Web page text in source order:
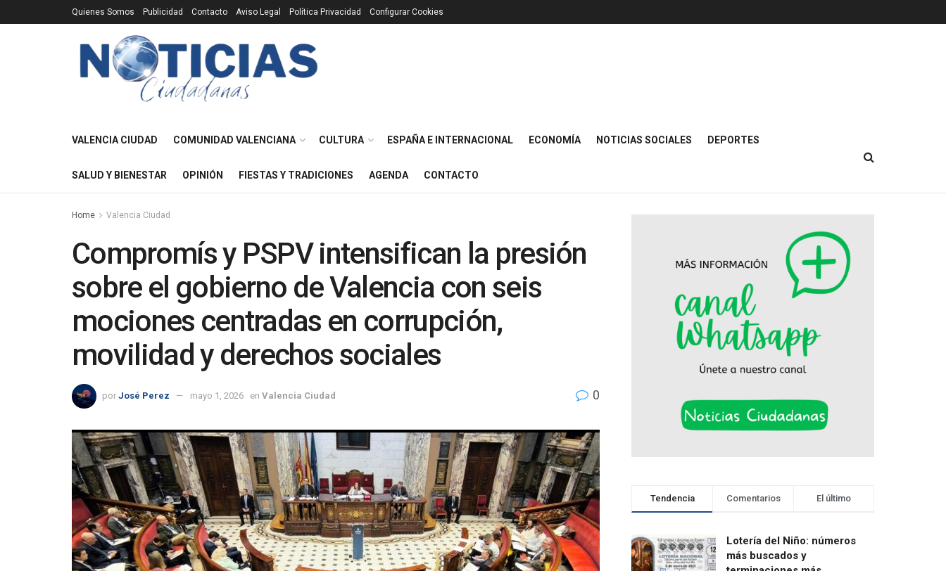
Quienes Somos Publicidad Contacto Aviso Legal Política Privacidad Configurar Cookies
VALENCIA CIUDAD COMUNIDAD VALENCIANA CULTURA ESPAÑA E INTERNACIONAL ECONOMÍA NOTICIAS SOCIALES DEPORTES
SALUD Y BIENESTAR OPINIÓN FIESTAS Y TRADICIONES AGENDA CONTACTO
Home Valencia Ciudad
Compromís y PSPV intensifican la presión
sobre el gobierno de Valencia con seis
mociones centradas en corrupción,
movilidad y derechos sociales
por José Perez mayo 1, 2026 en Valencia Ciudad 0
Tendencia Comentarios El último
Lotería del Niño: números
más buscados y